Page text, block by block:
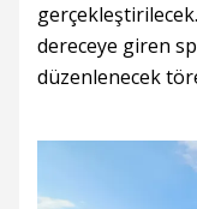
dereceye giren
düzenlenecek